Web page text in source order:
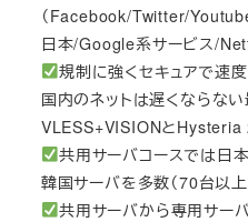
（Facebook/Twitter/
日本/Google系サービス/
規制に強くセキュアで速
国内のネットは遅くならな
VLESS+VISIONとHysteria
共用サーバコースでは日
韓国サーバを多数（70台以
共用サーバから専用サー